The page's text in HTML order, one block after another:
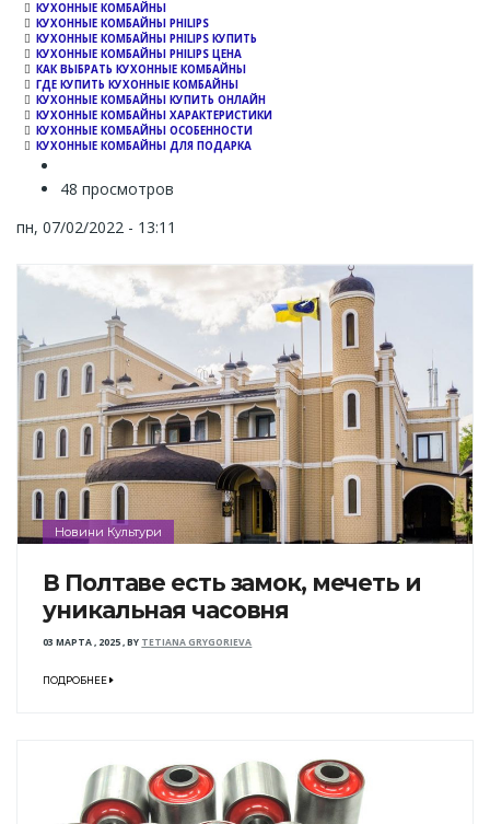
КУХОННЫЕ КОМБАЙНЫ
КУХОННЫЕ КОМБАЙНЫ PHILIPS
КУХОННЫЕ КОМБАЙНЫ PHILIPS КУПИТЬ
КУХОННЫЕ КОМБАЙНЫ PHILIPS ЦЕНА
КАК ВЫБРАТЬ КУХОННЫЕ КОМБАЙНЫ
ГДЕ КУПИТЬ КУХОННЫЕ КОМБАЙНЫ
КУХОННЫЕ КОМБАЙНЫ КУПИТЬ ОНЛАЙН
КУХОННЫЕ КОМБАЙНЫ ХАРАКТЕРИСТИКИ
КУХОННЫЕ КОМБАЙНЫ ОСОБЕННОСТИ
КУХОННЫЕ КОМБАЙНЫ ДЛЯ ПОДАРКА
48 просмотров
пн, 07/02/2022 - 13:11
Новини Культури
В Полтаве есть замок, мечеть и
уникальная часовня
03 МАРТА , 2025,BY TETIANA GRYGORIEVA
ПОДРОБНЕЕ